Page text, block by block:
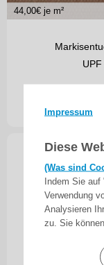
Impressum
Diese
(Was sind
Indem Sie
Verwendung
Analysieren
zu. Sie
44,00€ je m²